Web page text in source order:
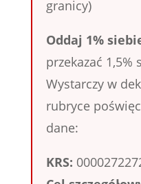
granicy)
Oddaj 1%
przekazać
Wystarczy w
rubryce
dane:
KRS: